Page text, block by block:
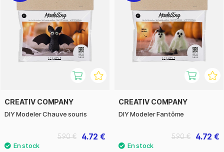
CREATIV COMPANY
DIY Modeler Chauve souris
4.72 €
5.90 €
CREATIV COMPANY
DIY Modeler Fantôme
4.72 €
5.90 €